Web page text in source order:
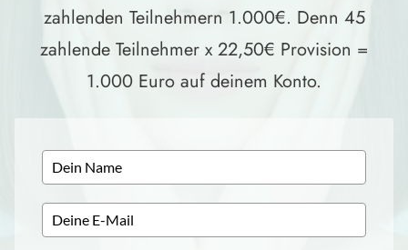
zahlenden Teilnehmern 1.000€. Denn 45
zahlende Teilnehmer x 22,50€ Provision =
1.000 Euro auf deinem Konto.